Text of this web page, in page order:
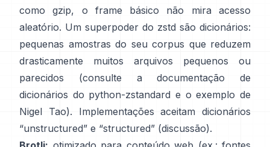
como gzip, o frame básico
não mira acesso
aleatório. Um superpoder do zstd são dicionários:
pequenas amostras do seu corpus que reduzem
drasticamente muitos arquivos pequenos ou
parecidos (consulte
a documentação de
dicionários do python-zstandard e o exemplo de
Nigel Tao). Implementações aceitam dicionários
“unstructured” e “structured” (discussão).